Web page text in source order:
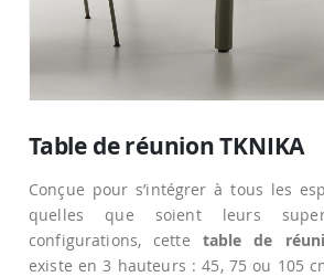
début
la
Galerie
d’images
Table de réunion TKNIKA
Conçue pour s’intégrer à tous les
quelles que soient leurs
configurations, cette table de
existe en 3 hauteurs : 45, 75 ou 105